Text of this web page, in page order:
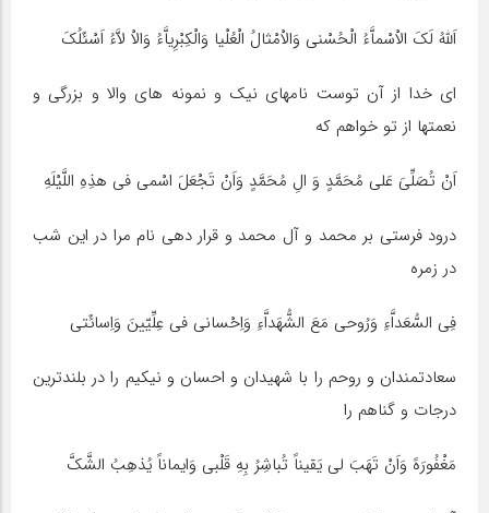
اَللّهُ لَکَ الاْسْماَّءُ الْحُسْنى وَالاْمْثالُ الْعُلْیا وَالْکِبْرِیاَّءُ وَالاْ لاَّءُ اَسْئَلُکَ
اى خدا از آن توست نامهاى نیک و نمونه هاى والا و بزرگى و
نعمتها از تو خواهم که
اَنْ تُصَلِّىَ عَلى مُحَمَّدٍ وَ الِ مُحَمَّدٍ وَاَنْ تَجْعَلَ اسْمى فى هذِهِ اللَّیْلَهِ
درود فرستى بر محمد و آل محمد و قرار دهى نام مرا در این شب
در زمره
فِى السُّعَداَّءِ وَرُوحى مَعَ الشُّهَداَّءِ وَاِحْسانى فى عِلِّیّینَ وَاِسائَتى
سعادتمندان و روحم را با شهیدان و احسان و نیکیم را در بلندترین
درجات و گناهم را
مَغْفُورَهً وَاَنْ تَهَبَ لى یَقیناً تُباشِرُ بِهِ قَلْبى وَایماناً یُذهِبُ الشَّکَّ